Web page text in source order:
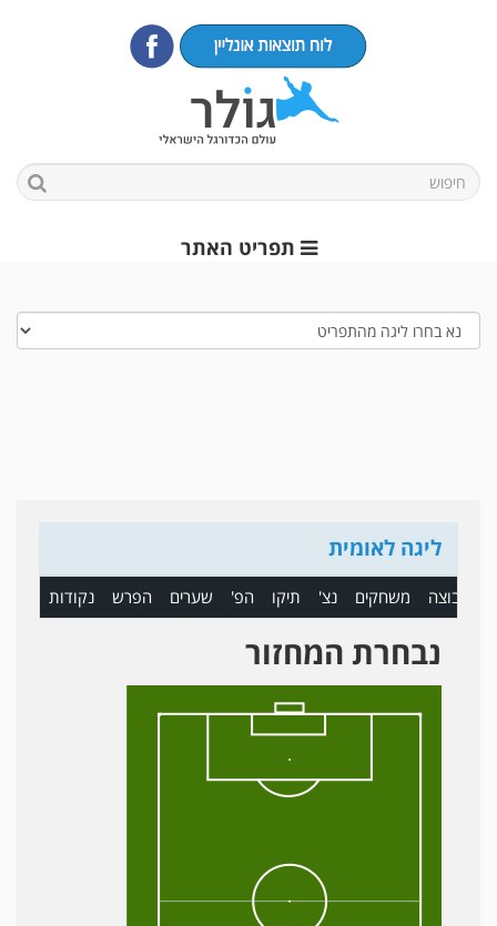
תפריט האתר
ליגה לאומית
קבוצה משחקים נצ' תיקו הפ' שערים הפרש נקודות
נבחרת המחזור